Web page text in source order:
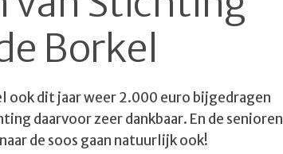
Borkel
ook dit jaar weer 2.000 euro bijgedragen
daarvoor zeer dankbaar. En de senioren
de soos gaan natuurlijk ook!